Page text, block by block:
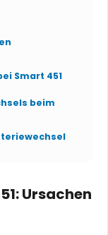
Smart 451
beim
Ursachen